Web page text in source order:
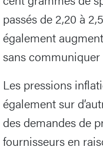
passés de 2,20 à
également
sans
Les pressions
également sur
des demandes de
fournisseurs en